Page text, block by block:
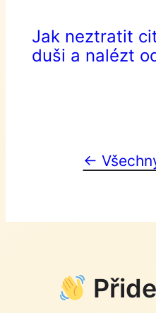
Jak neztratit
duši a nalézt
←